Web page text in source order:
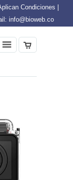
Condiciones |
info@bioweb.co